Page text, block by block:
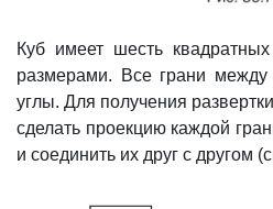
Куб имеет шесть
размерами. Все грани
углы. Для получения
сделать проекцию каждой
и соединить их друг с другом